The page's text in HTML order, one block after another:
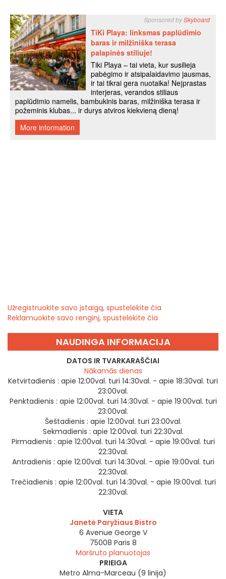
Užregistruokite savo įstaigą, spustelėkite čia
Reklamuokite savo renginį, spustelėkite čia
NAUDINGA INFORMACIJA
DATOS IR TVARKARAŠČIAI
Nākamās dienas
Ketvirtadienis : apie 12:00val. turi 14:30val. - apie 18:30val. turi
23:00val.
Penktadienis : apie 12:00val. turi 14:30val. - apie 19:00val. turi
23:00val.
Šeštadienis : apie 12:00val. turi 23:00val.
Sekmadienis : apie 12:00val. turi 22:30val.
Pirmadienis : apie 12:00val. turi 14:30val. - apie 19:00val. turi
22:30val.
Antradienis : apie 12:00val. turi 14:30val. - apie 19:00val. turi
22:30val.
Trečiadienis : apie 12:00val. turi 14:30val. - apie 19:00val. turi
22:30val.
VIETA
Janetė Paryžiaus Bistro
6 Avenue George V
75008 Paris 8
Maršruto planuotojas
PRIEIGA
Metro Alma-Marceau (9 linija)